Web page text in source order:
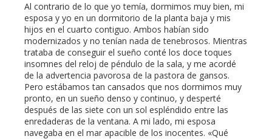
Al contrario de lo que yo temía, dormimos muy bien, mi
esposa y yo en un dormitorio de la planta baja y mis
hijos en el cuarto contiguo. Ambos habían sido
modernizados y no tenían nada de tenebrosos. Mientras
trataba de conseguir el sueño conté los doce toques
insomnes del reloj de péndulo de la sala, y me acordé
de la advertencia pavorosa de la pastora de gansos.
Pero estábamos tan cansados que nos dormimos muy
pronto, en un sueño denso y continuo, y desperté
después de las siete con un sol espléndido entre las
enredaderas de la ventana. A mi lado, mi esposa
navegaba en el mar apacible de los inocentes. «Qué